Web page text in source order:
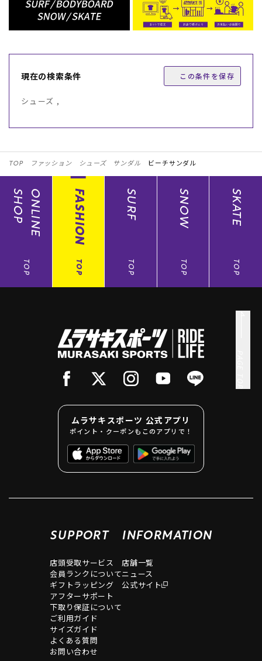
現在の検索条件 この条件を保存
シューズ ,
TOP ファッション シューズ サンダル ビーチサンダル
ONLINE
SHOP
TOP
FASHION
TOP
SURF
TOP
SNOW
TOP
SKATE
TOP
ムラサキスポーツ 公式アプリ
ポイント・クーポンもこのアプリで！
SUPPORT
店頭受取サービス
会員ランクについて
ギフトラッピング
アフターサポート
下取り保証について
ご利用ガイド
サイズガイド
よくある質問
お問い合わせ
INFORMATION
店舗一覧
ニュース
公式サイト